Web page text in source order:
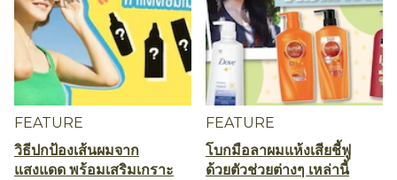
FEATURE
วิธีปกป้องเส้นผมจาก
แสงแดด พร้อมเสริมเกราะ
FEATURE
โบกมือลาผมแห้งเสียชี้ฟู
ด้วยตัวช่วยต่างๆ เหล่านี้